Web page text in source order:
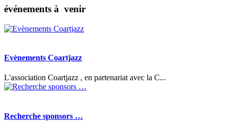
articles
événements à venir
Evènements Coartjazz
L'association Coartjazz , en partenariat avec la C...
Recherche sponsors …